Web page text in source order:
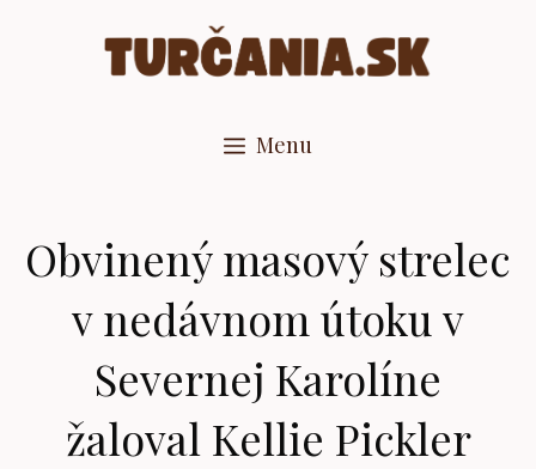
Menu
Obvinený masový strelec
v nedávnom útoku v
Severnej Karolíne
žaloval Kellie Pickler